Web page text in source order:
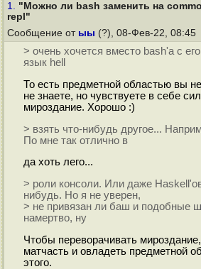
1. "Можно ли bash заменить на
repl"
Сообщение от ыы (?), 08-Фев-22, 08:45
> очень хочется вместо bash'а с
язык hell
То есть предметной областью вы
не знаете, но чувствуете в себе
мироздание. Хорошо :)
> взять что-нибудь другое...
По мне так отлично в
да хоть лего...
> роли консоли. Или даже
нибудь. Но я не уверен,
> не привязан ли баш и подобные
намертво, ну
Чтобы переворачивать
матчасть и овладеть предметной
этого.